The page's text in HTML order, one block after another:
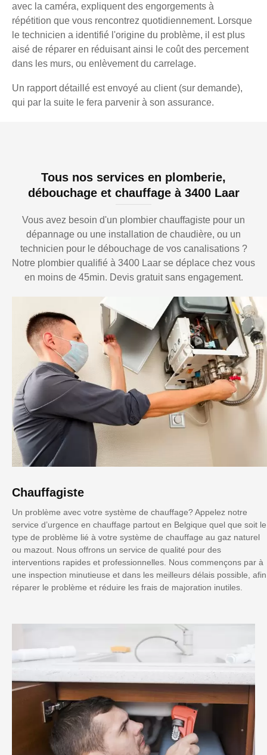
avec la caméra, expliquent des engorgements à
répétition que vous rencontrez quotidiennement. Lorsque
le technicien a identifié l'origine du problème, il est plus
aisé de réparer en réduisant ainsi le coût des percement
dans les murs, ou enlèvement du carrelage.
Un rapport détaillé est envoyé au client (sur demande),
qui par la suite le fera parvenir à son assurance.
Tous nos services en plomberie,
débouchage et chauffage à 3400 Laar
Vous avez besoin d'un plombier chauffagiste pour un
dépannage ou une installation de chaudière, ou un
technicien pour le débouchage de vos canalisations ?
Notre plombier qualifié à 3400 Laar se déplace chez vous
en moins de 45min. Devis gratuit sans engagement.
Chauffagiste
Un problème avec votre système de chauffage? Appelez notre
service d’urgence en chauffage partout en Belgique quel que soit le
type de problème lié à votre système de chauffage au gaz naturel
ou mazout. Nous offrons un service de qualité pour des
interventions rapides et professionnelles. Nous commençons par à
une inspection minutieuse et dans les meilleurs délais possible, afin
réparer le problème et réduire les frais de majoration inutiles.